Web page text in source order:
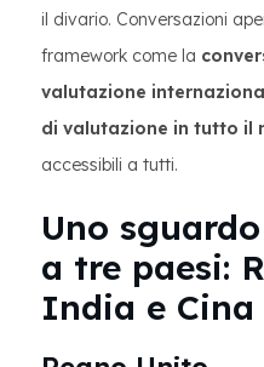
il divario. Conversazioni
framework come la
valutazione
di valutazione in tutto il
accessibili a tutti.
Uno
a tre paesi:
India e Cina